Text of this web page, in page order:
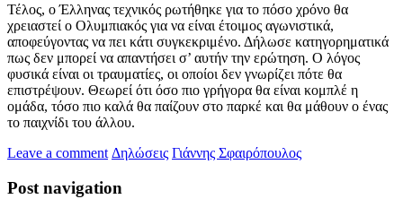
Τέλος, ο Έλληνας τεχνικός ρωτήθηκε για το πόσο χρόνο θα
χρειαστεί ο Ολυμπιακός για να είναι έτοιμος αγωνιστικά,
αποφεύγοντας να πει κάτι συγκεκριμένο. Δήλωσε κατηγορηματικά
πως δεν μπορεί να απαντήσει σ’ αυτήν την ερώτηση. Ο λόγος
φυσικά είναι οι τραυματίες, οι οποίοι δεν γνωρίζει πότε θα
επιστρέψουν. Θεωρεί ότι όσο πιο γρήγορα θα είναι κομπλέ η
ομάδα, τόσο πιο καλά θα παίζουν στο παρκέ και θα μάθουν ο ένας
το παιχνίδι του άλλου.
Leave a comment Δηλώσεις Γιάννης Σφαιρόπουλος
Post navigation